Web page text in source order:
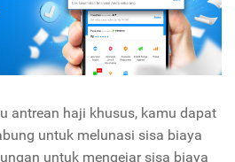
antrean haji khusus, kamu dapat
untuk melunasi sisa biaya
untuk mengejar sisa biaya